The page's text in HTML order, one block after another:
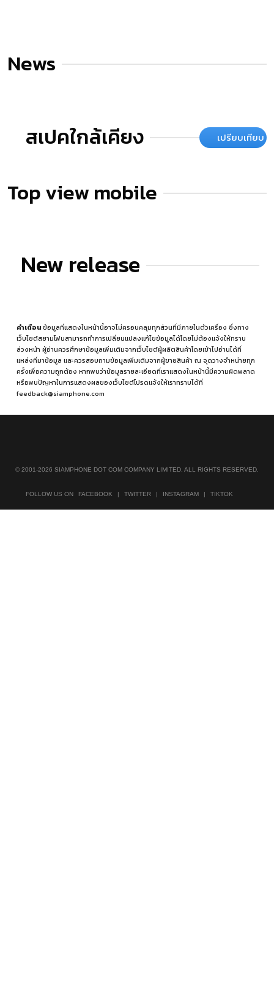
News
สเปคใกล้เคียง เปรียบเทียบ
Top view mobile
New release
คำเตือนข้อมูลที่แสดงในหน้านี้อาจไม่ครอบคลุมทุกส่วนที่มีภายในตัวเครื่อง ซึ่งทาง
เว็บไซต์สยามโฟนสามารถทำการเปลี่ยนแปลงแก้ไขข้อมูลได้โดยไม่ต้องแจ้งให้ทราบ
ล่วงหน้า ผู้อ่านควรศึกษาข้อมูลเพิ่มเติมจากเว็บไซต์ผู้ผลิตสินค้าโดยเข้าไปอ่านได้ที่
แหล่งที่มาข้อมูล และควรสอบถามข้อมูลเพิ่มเติมจากผู้ขายสินค้า ณ จุดวางจำหน่ายทุก
ครั้งเพื่อความถูกต้อง หากพบว่าข้อมูลรายละเอียดที่เราแสดงในหน้านี้มีความผิดพลาด
หรือพบปัญหาในการแสดงผลของเว็บไซต์โปรดแจ้งให้เราทราบได้ที่
feedback@siamphone.com
© 2001-2026 SIAMPHONE DOT COM COMPANY LIMITED. ALL RIGHTS RESERVED.
FOLLOW US ON FACEBOOK | TWITTER | INSTAGRAM | TIKTOK